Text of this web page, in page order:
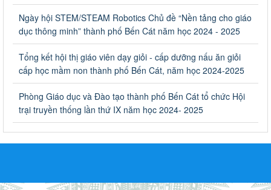
Triển khai Kế hoạch Triển khai các hoạt động hưởng ứng
phong trào vệ sinh yêu nước nâng cao sức khỏe nhân dân
năm 2023
Triển khai Kế hoạch Triển khai các hoạt động hưởng ứng phong
trào vệ sinh yêu nước nâng cao sức khỏe nhân dân năm 2023
Ngày ban hành: 10/08/2023
Khẩn trương triển khai các biện pháp tăng cường công tác
trường mẫu giáo, trường tiểu học
Ngày hội STEM/STEAM Robotics Chủ đề “Nền tảng cho giáo
dục thông minh” thành phố Bến Cát năm học 2024 - 2025
Tổng kết hội thị giáo viên dạy giỏi - cấp dưỡng nấu ăn giỏi
cấp học mầm non thành phố Bến Cát, năm học 2024-2025
Phòng Giáo dục và Đào tạo thành phố Bến Cát tổ chức Hội
trại truyền thống lần thứ IX năm học 2024- 2025